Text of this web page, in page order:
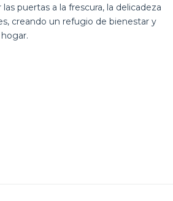
las puertas a la frescura, la delicadeza
creando un refugio de bienestar y